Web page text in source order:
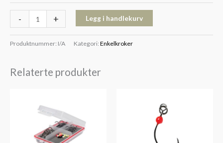
- + Legg i handlekurv
Produktnummer: I/A Kategori: Enkelkroker
Relaterte produkter